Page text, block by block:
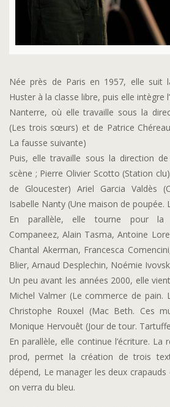
Née près de Paris en 1957, elle suit
Huster à la classe libre, puis elle intègre
Nanterre, où elle travaille sous la
(Les trois sœurs) et de Patrice
La fausse suivante)
Puis, elle travaille sous la direction
scène ; Pierre Olivier Scotto (Station
de Gloucester) Ariel Garcia Valdès
Isabelle Nanty (Une maison de poupée.
En parallèle, elle tourne pour la
Companeez, Alain Tasma, Antoine
Chantal Akerman, Francesca
Blier, Arnaud Desplechin, Noémie
Un peu avant les années 2000, elle
Michel Valmer (Le commerce de pain.
Christophe Rouxel (Mac Beth. Ces
Monique Hervouêt (Jour de tour.
En parallèle, elle continue l’écriture. La
prod, permet la création de trois
dépend, Le manager les deux crapauds
on verra du bleu.